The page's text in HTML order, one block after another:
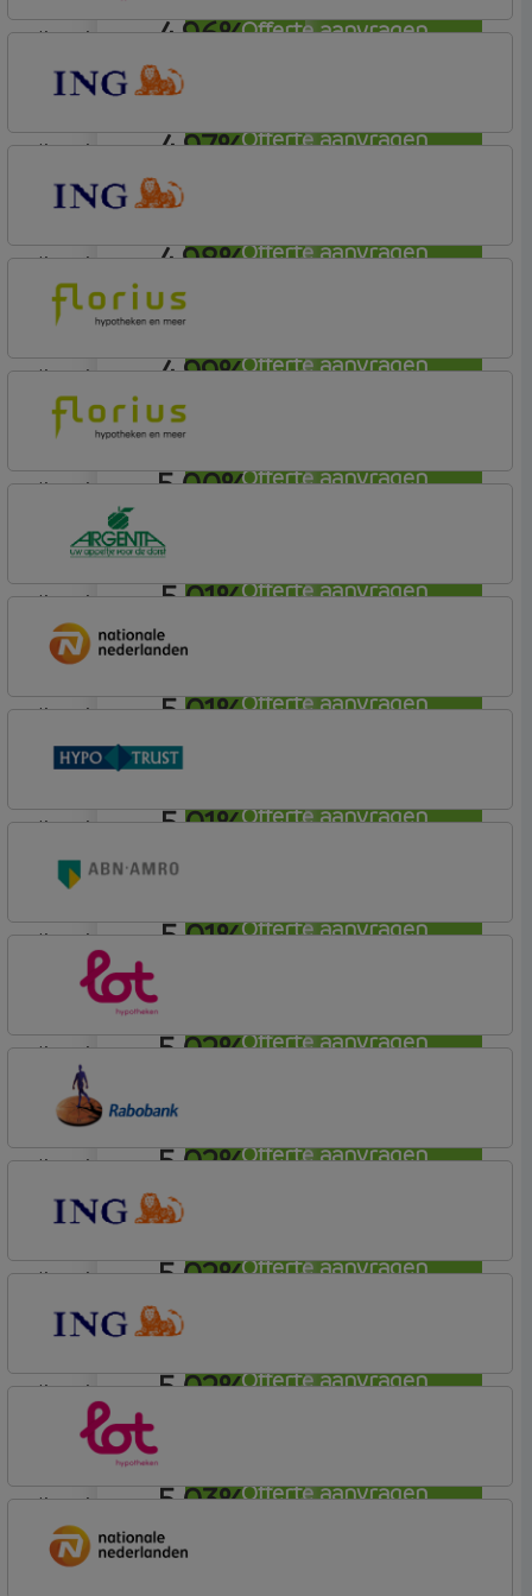
Offerte aanvragen
4,96%
Offerte aanvragen
lineair
4,97%
Offerte aanvragen
lineair
4,98%
Offerte aanvragen
Basistarief
lineair
4,99%
Offerte aanvragen
ING Bank
Basistarief
lineair
5,00%
Offerte aanvragen
Florius
Profijt twaalf
lineair
5,01%
Offerte aanvragen
Profijt drie + drie
lineair
5,01%
Offerte aanvragen
Hypotheek
lineair
5,01%
Offerte aanvragen
Nationale Nederlanden
lineair
5,01%
Offerte aanvragen
Elan Plus
lineair
5,02%
Offerte aanvragen
ABN AMRO Bank
Woning (Incl. Korting)
lineair
5,02%
Offerte aanvragen
Lot Hypotheken
lineair
5,02%
Offerte aanvragen
Basisvoorwaarden (incl korting)
lineair
5,02%
Offerte aanvragen
Basistarief
lineair
5,03%
ING Bank
Basistarief
lineair